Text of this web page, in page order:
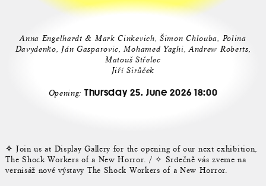
Anna Engelhardt & Mark Cinkevich, Šimon Chlouba, Polina
Davydenko, Ján Gasparovic, Mohamed Yaghi, Andrew Roberts,
Matouš Střelec
Jiří Sirůček
Opening: Thursday 25. June 2026 18:00
✧ Join us at Display Gallery for the opening of our next exhibition,
The Shock Workers of a New Horror. / ✧ Srdečně vás zveme na
vernisáž nové výstavy The Shock Workers of a New Horror.